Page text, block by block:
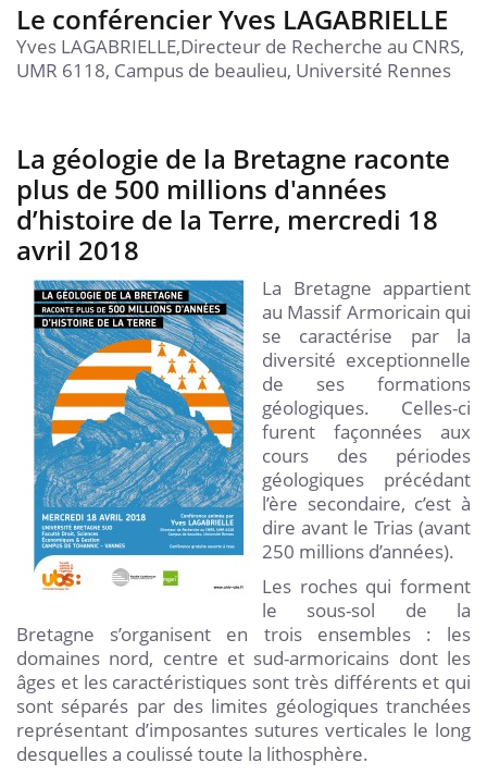
Le conférencier Yves LAGABRIELLE
Yves LAGABRIELLE,Directeur de Recherche au CNRS,
UMR 6118, Campus de beaulieu, Université Rennes
La géologie de la Bretagne raconte
plus de 500 millions d'années
d’histoire de la Terre, mercredi 18
avril 2018
La Bretagne appartient
au Massif Armoricain qui
se caractérise par la
diversité exceptionnelle
de ses formations
géologiques. Celles-ci
furent façonnées aux
cours des périodes
géologiques précédant
l’ère secondaire, c’est à
dire avant le Trias (avant
250 millions d’années).
Les roches qui forment
le sous-sol de la
Bretagne s’organisent en trois ensembles : les
domaines nord, centre et sud-armoricains dont les
âges et les caractéristiques sont très différents et qui
sont séparés par des limites géologiques tranchées
représentant d’imposantes sutures verticales le long
desquelles a coulissé toute la lithosphère.